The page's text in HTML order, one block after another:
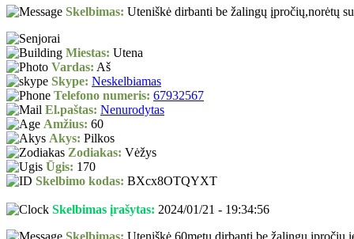
Skelbimas: Uteniškė dirbanti be žalingų įpročių,norėtų
Miestas: Utena
Vardas: Aš
Skype: Neskelbiamas
Telefono numeris: 67932567
El.paštas: Nenurodytas
Amžius: 60
Akys: Pilkos
Zodiakas: Vėžys
Ūgis: 170
Skelbimo kodas: BXcx8OTQYXT
Skelbimas įrašytas: 2024/01/21 - 19:34:56